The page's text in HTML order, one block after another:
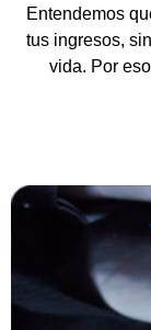
Entendemos
tus ingresos,
vida. Por